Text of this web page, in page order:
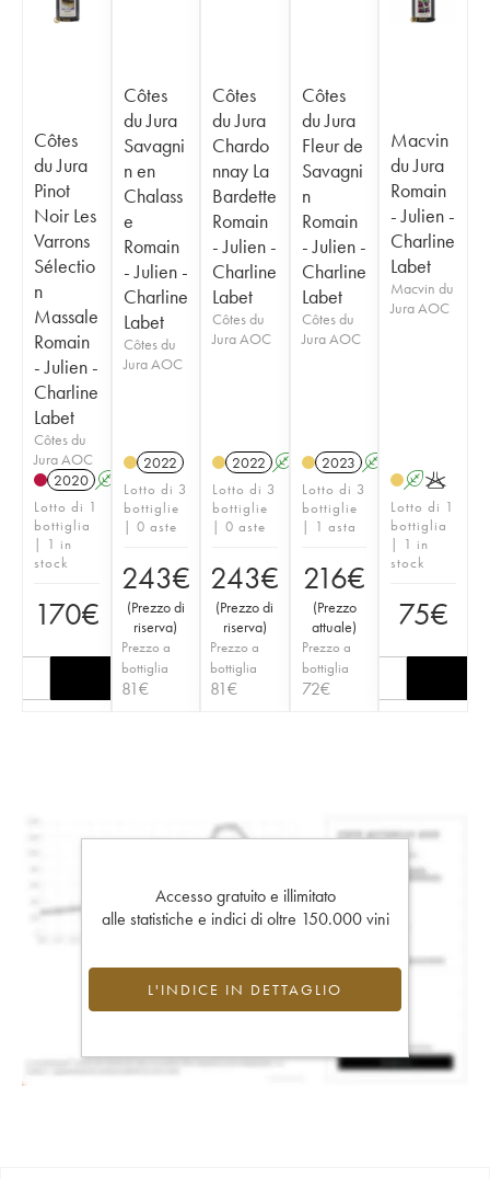
Côtes
du Jura
Pinot
Noir Les
Varrons
Sélectio
n
Massale
Romain
- Julien -
Charline
Labet
Côtes du
Jura AOC
2020 A K
Lotto di 1
bottiglia
| 1 in
stock
170€
Côtes
du Jura
Savagni
n en
Chalass
e
Romain
- Julien -
Charline
Labet
Côtes du
Jura AOC
2022
Lotto di 3
bottiglie
| 0 aste
243€
(Prezzo di
riserva)
Prezzo a
bottiglia
81€
Côtes
du Jura
Chardo
nnay La
Bardette
Romain
- Julien -
Charline
Labet
Côtes du
Jura AOC
2022 A K
Lotto di 3
bottiglie
| 0 aste
243€
(Prezzo di
riserva)
Prezzo a
bottiglia
81€
Côtes
du Jura
Fleur de
Savagni
n
Romain
- Julien -
Charline
Labet
Côtes du
Jura AOC
2023 A
Lotto di 3
bottiglie
| 1 asta
216€
(Prezzo
attuale)
Prezzo a
bottiglia
72€
Macvin
du Jura
Romain
- Julien -
Charline
Labet
Macvin du
Jura AOC
AK
Lotto di 1
bottiglia
| 1 in
stock
75€
Accesso gratuito e illimitato
alle statistiche e indici di oltre 150.000 vini
L'INDICE IN DETTAGLIO